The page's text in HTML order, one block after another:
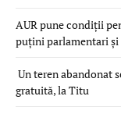
AUR pune condiții
puțini parlamentari
Un teren abandonat
gratuită, la Titu